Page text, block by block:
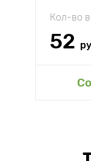
Кол-во в
52